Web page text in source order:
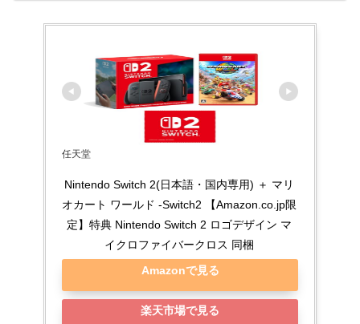
任天堂
Nintendo Switch 2(日本語・国内専用) ＋ マリ
オカート ワールド -Switch2 【Amazon.co.jp限
定】特典 Nintendo Switch 2 ロゴデザイン マ
イクロファイバークロス 同梱
Amazonで見る
楽天市場で見る